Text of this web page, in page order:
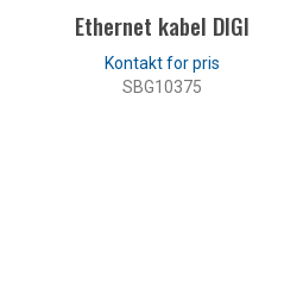
Ethernet kabel DIGI
SBG10375